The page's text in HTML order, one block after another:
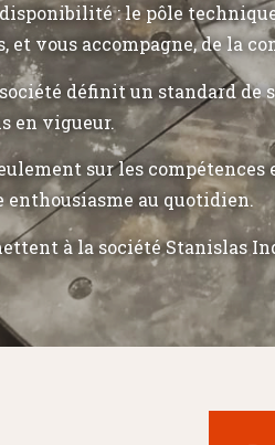
: le pôle
et vous accompagne, de la
définit un standard
en vigueur.
sur les
au quotidien.
à la société Stanislas